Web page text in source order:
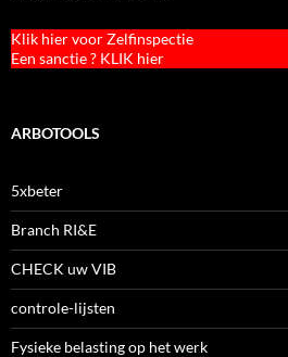
Klik hier voor Zelfinspectie
Een sanctie ? KLIK hier
ARBOTOOLS
5xbeter
Branch RI&E
CHECK uw VIB
controle-lijsten
Fysieke belasting op het werk